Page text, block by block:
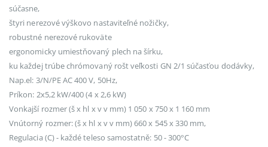
súčasne,
štyri nerezové výškovo nastaviteľné nožičky,
robustné nerezové rukoväte
ergonomicky umiestňovaný plech na šírku,
ku každej trúbe chrómovaný rošt veľkosti GN 2/1 súčasťou dodávky,
Nap.el: 3/N/PE AC 400 V, 50Hz,
Príkon: 2x5,2 kW/400 (4 x 2,6 kW)
Vonkajší rozmer (š x hl x v v mm) 1 050 x 750 x 1 160 mm
Vnútorný rozmer: (š x hl x v v mm) 660 x 545 x 330 mm,
Regulacia (C) - každé teleso samostatně: 50 - 300°C